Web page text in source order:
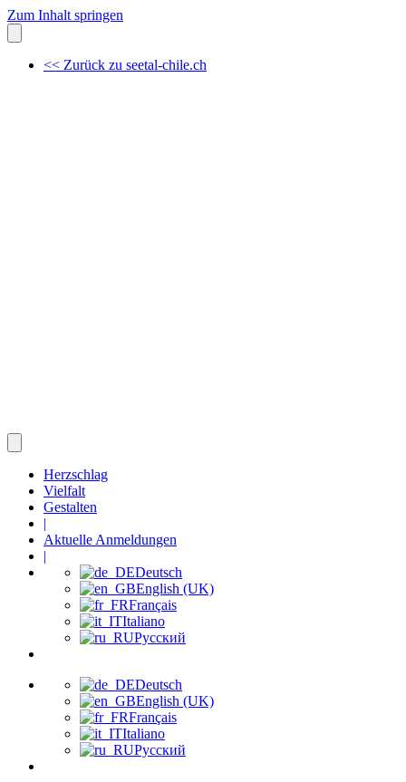
Zum Inhalt springen
<< Zurück zu seetal-chile.ch
Herzschlag
Vielfalt
Gestalten
|
Aktuelle Anmeldungen
|
Deutsch
English (UK)
Français
Italiano
Русский
Deutsch
English (UK)
Français
Italiano
Русский